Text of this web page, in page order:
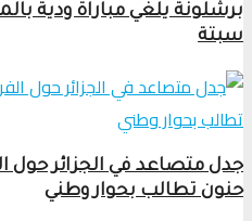
برشلونة يلغي مباراة ودية
سبتة
جدل متصاعد في الجزائر حول
حنون تطالب بحوار وطني